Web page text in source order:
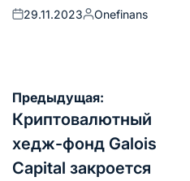
Опубликовано
29.11.2023
Запись
Onefinans
Навигация
по
записям
Предыдущая:
Криптовалютный
хедж-фонд Galois
Capital закроется